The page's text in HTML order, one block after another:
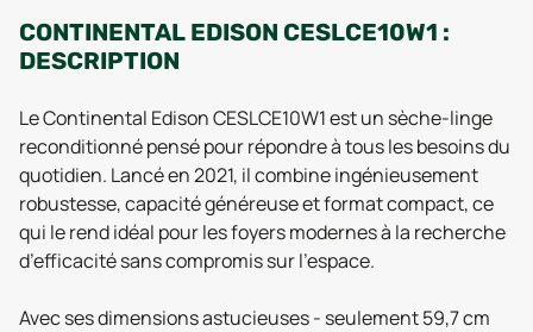
CONTINENTAL EDISON CESLCE10W1 :
DESCRIPTION
Le Continental Edison CESLCE10W1 est un sèche-linge
reconditionné pensé pour répondre à tous les besoins du
quotidien. Lancé en 2021, il combine ingénieusement
robustesse, capacité généreuse et format compact, ce
qui le rend idéal pour les foyers modernes à la recherche
d’efficacité sans compromis sur l’espace.
Avec ses dimensions astucieuses - seulement 59,7 cm